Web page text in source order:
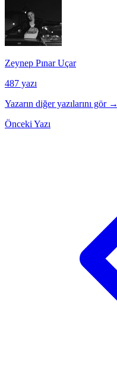
Zeynep Pınar Uçar
487 yazı
Yazarın diğer yazılarını gör →
Önceki Yazı